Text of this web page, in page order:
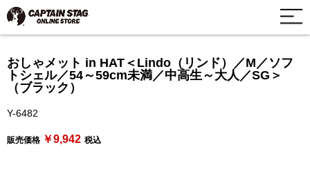
おしゃメット in HAT＜Lindo（リンド）／M／ソフ
トシェル／54～59cm未満／中高生～大人／SG＞
（ブラック）
Y-6482
販売価格 ￥9,942 税込